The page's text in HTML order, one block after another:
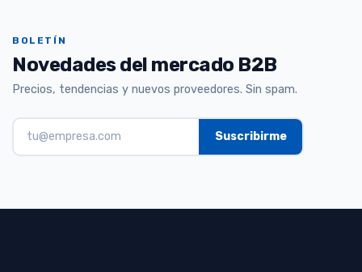
BOLETÍN
Novedades del mercado B2B
Precios, tendencias y nuevos proveedores. Sin spam.